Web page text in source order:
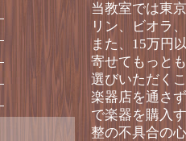
当教室では東
リン、ビオラ
また、15万円
寄せてもっと
選びいただく
楽器店を通さ
で楽器を購入
整の不具合の